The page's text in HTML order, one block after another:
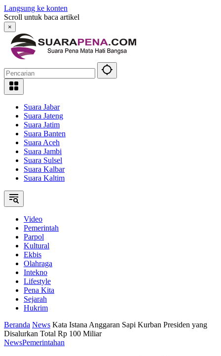
Langsung ke konten
Scroll untuk baca artikel
×
Suara Jabar
Suara Jateng
Suara Jatim
Suara Banten
Suara Aceh
Suara Jambi
Suara Sulsel
Suara Kalbar
Suara Kaltim
Video
Pemerintah
Parpol
Kultural
Ekbis
Olahraga
Intekno
Lifestyle
Pena Kita
Sejarah
Hukrim
Beranda News Kata Istana Anggaran Sapi Kurban Presiden yang
Disalurkan Total Rp 100 Miliar
NewsPemerintahan